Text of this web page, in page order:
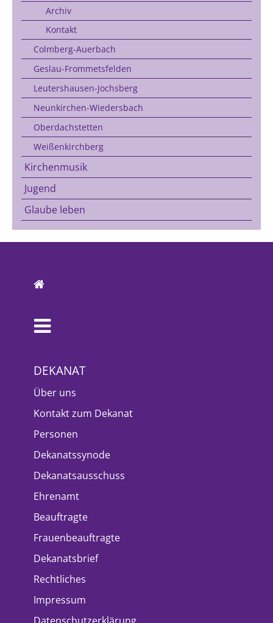
Archiv
Kontakt
Colmberg-Auerbach
Geslau-Frommetsfelden
Leutershausen-Jochsberg
Neunkirchen-Wiedersbach
Oberdachstetten
Weißenkirchberg
Kirchenmusik
Jugend
Glaube leben
DEKANAT
Über uns
Kontakt zum Dekanat
Personen
Dekanatssynode
Dekanatsausschuss
Ehrenamt
Beauftragte
Frauenbeauftragte
Dekanatsbrief
Rechtliches
Impressum